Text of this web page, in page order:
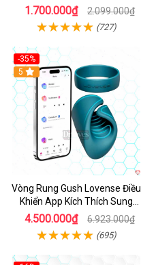
Đa
1.700.000₫ 2.099.000₫
(727)
-35%
Hot
5
Vòng Rung Gush Lovense Điều
Khiển App Kích Thích Sung
Sướng
4.500.000₫ 6.923.000₫
(695)